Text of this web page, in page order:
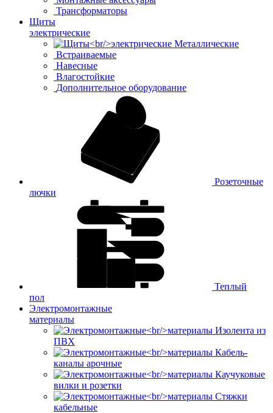
Трансформаторы
Щиты
электрические
Металлические
Встраиваемые
Навесные
Влагостойкие
Дополнительное оборудование
Розеточные
лючки
Теплый
пол
Электромонтажные
материалы
Изолента из
ПВХ
Кабель-
каналы арочные
Каучуковые
вилки и розетки
Стяжки
кабельные